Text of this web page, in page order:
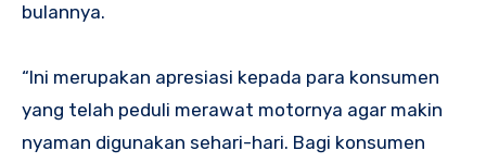
bulannya.
“Ini merupakan apresiasi kepada para konsumen
yang telah peduli merawat motornya agar makin
nyaman digunakan sehari-hari. Bagi konsumen